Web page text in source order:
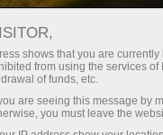
shows that you are
from using the services
of funds, etc.
are seeing this message by
you must leave the